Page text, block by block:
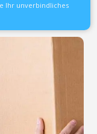
Ihr unverbindliches